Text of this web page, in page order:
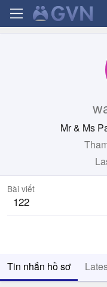
Mr & Ms
Bài viết
122
Tin nhắn hồ sơ